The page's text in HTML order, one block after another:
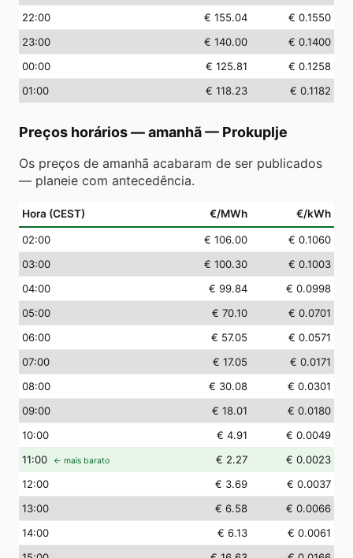
22:00 € 155.04
€ 0.1550
23:00 € 140.00
€ 0.1400
00:00 € 125.81
€ 0.1258
01:00 € 118.23 € 0.1182
Preços horários — amanhã— Prokuplje
Os preços de amanhã acabaram de ser publicados
— planeie com antecedência.
Hora (CEST) €/MWh €/kWh
02:00 € 106.00
€ 0.1060
03:00 € 100.30
€ 0.1003
04:00 € 99.84
€ 0.0998
05:00 € 70.10
€ 0.0701
06:00 € 57.05
€ 0.0571
07:00 € 17.05
€ 0.0171
08:00 € 30.08
€ 0.0301
09:00 € 18.01
€ 0.0180
10:00 € 4.91
€ 0.0049
11:00 ← mais barato € 2.27
€ 0.0023
12:00 € 3.69
€ 0.0037
13:00 € 6.58
€ 0.0066
14:00 € 6.13
€ 0.0061